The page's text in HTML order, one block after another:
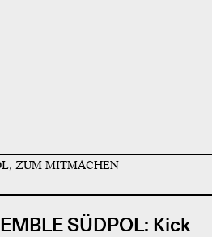
ZUM MITMACHEN
SÜDPOL: Kick